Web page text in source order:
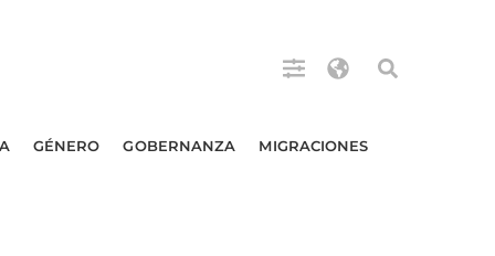
GÉNERO GOBERNANZA MIGRACIONES